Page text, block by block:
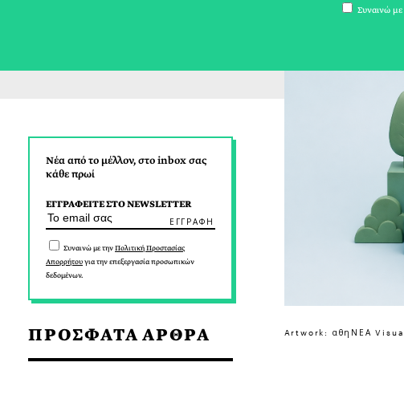
Νέα από το μέλλον, στο inbox σας
κάθε πρωί
ΕΓΓΡΑΦΕΙΤΕ ΣΤΟ NEWSLETTER
Συναινώ με τηνΠολιτική Προστασίας
Απορρήτουγια την επεξεργασία προσωπικών
δεδομένων.
ΠΡΟΣΦΑΤΑ ΑΡΘΡΑ Artwork: αθηΝΕΑ
Συναινώ